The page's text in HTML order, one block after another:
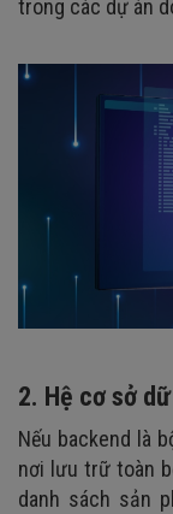
trong các dự án
2. Hệ cơ sở
Nếu backend là
nơi lưu trữ toàn
danh sách sản